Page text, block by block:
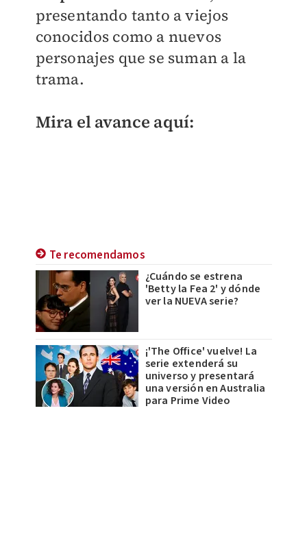
presentando tanto a viejos
conocidos como a nuevos
personajes que se suman a la
trama.
Mira el avance aquí:
Te recomendamos
¿Cuándo se estrena
'Betty la Fea 2' y dónde
ver la NUEVA serie?
¡'The Office' vuelve! La
serie extenderá su
universo y presentará
una versión en Australia
para Prime Video